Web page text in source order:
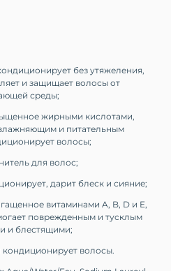
без утяжеления,
и защищает волосы от
среды;
жирными кислотами,
и питательным
волосы;
для волос;
дарит блеск и сияние;
витаминами A, B, D и E,
поврежденным и тусклым
и блестящими;
кондиционирует волосы.